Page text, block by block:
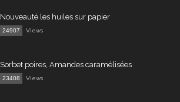
Nouveauté les huiles sur papier
24907 Views
Sorbet poires, Amandes caramélisées
23408 Views